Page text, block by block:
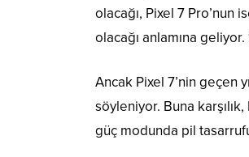
olacağı, Pixel 7
olacağı anlamına geliyor.
Ancak Pixel 7’nin geçen
söyleniyor. Buna
güç modunda pil